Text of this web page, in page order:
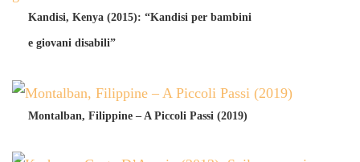
Kandisi, Kenya (2015): “Kandisi per bambini
e giovani disabili”
Montalban, Filippine – A Piccoli Passi (2019)